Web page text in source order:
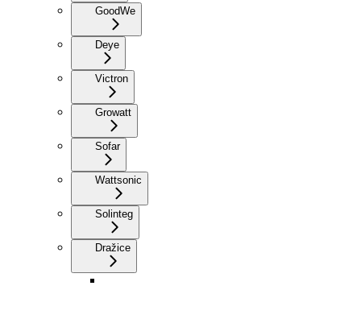
GoodWe
Deye
Victron
Growatt
Sofar
Wattsonic
Solinteg
Dražice